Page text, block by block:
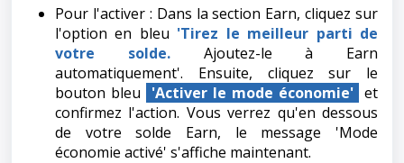
Pour l'activer : Dans la section Earn, cliquez sur
l'option en bleu 'Tirez le meilleur parti de
votre solde.
Ajoutez-le à Earn
automatiquement'. Ensuite, cliquez sur le
bouton bleu
'Activer le mode économie' et
confirmez l'action. Vous verrez qu'en dessous
de votre solde Earn, le message 'Mode
économie activé' s'affiche maintenant.